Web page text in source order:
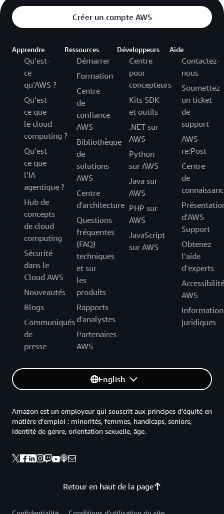
Créer un compte AWS
Apprendre
Qu’est-
ce
qu’AWS ?
Qu’est-
ce que
le cloud
computing ?
Qu’est-
ce que
l’IA
agentique ?
Hub de
concepts
de cloud
computing
Sécurité
dans le
Cloud AWS
Nouveautés
Blogs
Communiqués
de
presse
Ressources
Démarrer
Formation
Centre
de
confiance
AWS
Bibliothèque
de
solutions
AWS
Centre
d'architecture
Questions
fréquentes
(FAQ)
techniques
et sur
les
produits
Rapports
d'analystes
Partenaires
AWS
Développeurs
Centre
pour
concepteurs
Kits SDK
et outils
.NET sur
AWS
Python
sur AWS
Java sur
AWS
PHP sur
AWS
JavaScript
sur AWS
Aide
Contactez-
nous
Soumettez
un ticket
de
support
AWS
re:Post
Centre
de
d’AWS
Support
Obtenez
l’aide
d’experts
Accessibilité
AWS
juridiques
English
Retour en haut de la page
Amazon est un employeur qui souscrit aux principes d’équité en
matière d’emploi : minorités, femmes, handicaps, seniors,
identité de genre, orientation sexuelle, âge.